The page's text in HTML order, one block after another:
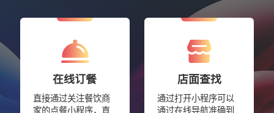
在线订餐
直接通过关注餐饮商
家的点餐小程序，直
店面查找
通过打开小程序可以
通过在线导航准确到